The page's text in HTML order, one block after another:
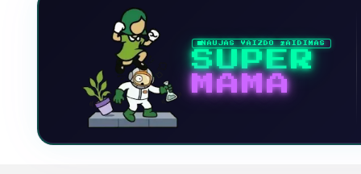
NAUJAS VAIZDO ŽAIDIMAS
SUPER
MAMA